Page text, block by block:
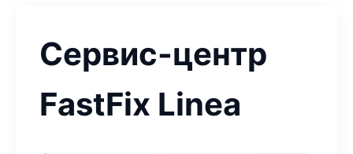
Сервис-центр
FastFix Linea